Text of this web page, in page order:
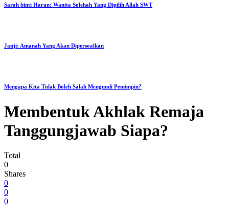
Sarah binti Haran: Wanita Solehah Yang Dipilih Allah SWT
Janji: Amanah Yang Akan Dipersoalkan
Mengapa Kita Tidak Boleh Salah Mengundi Pemimpin?
Membentuk Akhlak Remaja
Tanggungjawab Siapa?
Total
0
Shares
0
0
0